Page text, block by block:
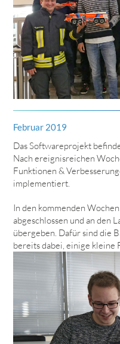
Februar 2019
Das Softwareprojekt
Nach ereignisreichen
Funktionen &
implementiert.
In den kommenden
abgeschlossen und an den
übergeben. Dafür sind die
bereits dabei, einige kleine